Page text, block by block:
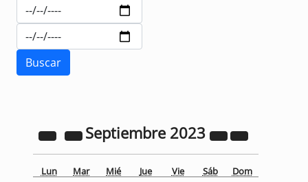
Septiembre 2023
Lun Mar Mié Jue Vie Sáb Dom